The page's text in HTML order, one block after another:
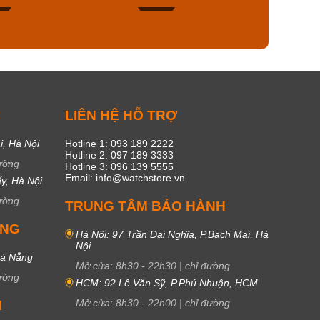
Hà Nội
Hà Nội
Nẵng
LIÊN HỆ HỖ TRỢ
Hotline 1: 093 189 2222
Hotline 2: 097 189 3333
Hotline 3: 096 139 5555
Email: info@watchstore.vn
TRUNG TÂM BẢO HÀNH
Hà Nội: 97 Trần Đại Nghĩa, P.Bạch Mai, Hà
Nội
Mở cửa: 8h30 - 22h30 | chỉ đường
HCM: 92 Lê Văn Sỹ, P.Phú Nhuận, HCM
Mở cửa: 8h30 - 22h00 | chỉ đường